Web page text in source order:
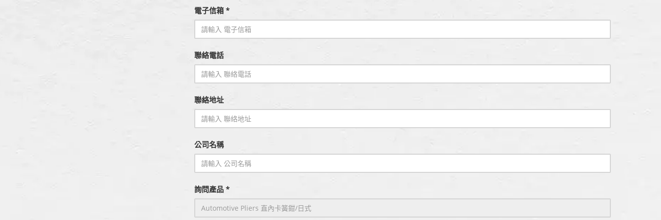
電子信箱 *
聯絡電話
聯絡地址
公司名稱
詢問產品 *